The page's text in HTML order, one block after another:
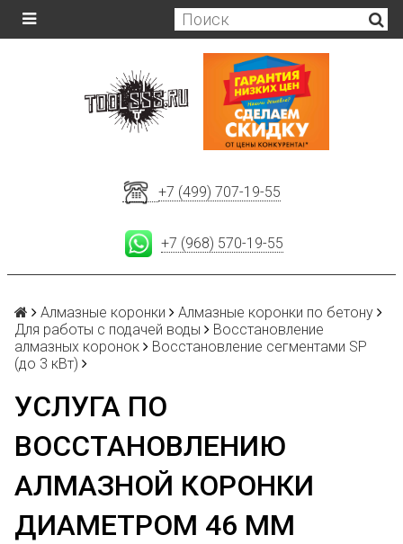
+7 (499) 707-19-55
+7 (968) 570-19-55
Алмазные коронки
Алмазные коронки по бетону
Для работы с подачей воды
Восстановление
алмазных коронок
Восстановление сегментами SP
(до 3 кВт)
УСЛУГА ПО
ВОССТАНОВЛЕНИЮ
АЛМАЗНОЙ КОРОНКИ
ДИАМЕТРОМ 46 ММ